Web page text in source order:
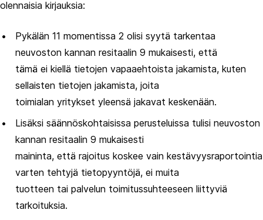
olennaisia kirjauksia:
Pykälän 11 momentissa 2 olisi syytä tarkentaa
neuvoston kannan resitaalin 9 mukaisesti, että
tämä ei kiellä tietojen vapaaehtoista jakamista, kuten
sellaisten tietojen jakamista, joita
toimialan yritykset yleensä jakavat keskenään.
Lisäksi säännöskohtaisissa perusteluissa tulisi neuvoston
kannan resitaalin 9 mukaisesti
maininta, että rajoitus koskee vain kestävyysraportointia
varten tehtyjä tietopyyntöjä, ei muita
tuotteen tai palvelun toimitussuhteeseen liittyviä
tarkoituksia.